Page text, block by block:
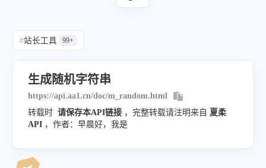
#站长工具 99+
生成随机字符串
https://api.aa1.cn/doc/m_random.html
转载时 请保存本API链接 ，完整转载请注明来自 夏柔
API ，作者：早晨好，我是